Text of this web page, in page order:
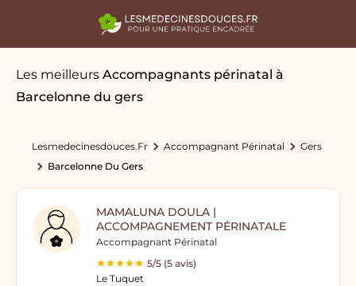
Les meilleurs Accompagnants périnatal à
Barcelonne du gers
Lesmedecinesdouces.fr Accompagnant Périnatal
Gers
Barcelonne Du Gers
MAMALUNA DOULA |
ACCOMPAGNEMENT PÉRINATALE
Accompagnant Périnatal
5/5 (5 avis)
Le Tuquet